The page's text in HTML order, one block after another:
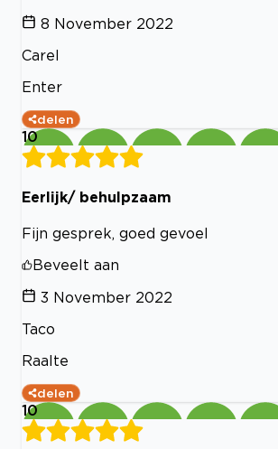
8 November 2022
Carel
Enter
delen
10
Eerlijk/ behulpzaam
Fijn gesprek, goed gevoel
Beveelt aan
3 November 2022
Taco
Raalte
delen
10